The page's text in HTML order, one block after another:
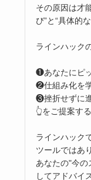
その原因は才
び”と“具体的
ラインハック
❶あなたにピ
❷仕組み化を
❸挫折せずに
👆をご提案す
ラインハック
ツールではあ
あなたの"今の
してアドバイ